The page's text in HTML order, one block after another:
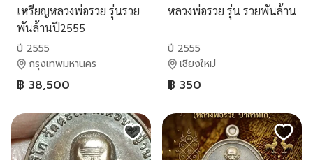
เหรียญหลวงพ่อรวย รุ่นรวย
พันล้านปี2555
ปี 2555
กรุงเทพมหานคร
฿ 38,500
หลวงพ่อรวย รุ่น รวยพันล้าน
ปี 2555
เชียงใหม่
฿ 350